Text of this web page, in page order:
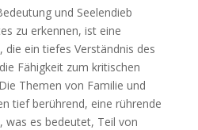
und Seelendieb
zu erkennen, ist eine
die ein tiefes Verständnis des
Fähigkeit zum kritischen
Themen von Familie und
tief berührend, eine rührende
was es bedeutet, Teil von